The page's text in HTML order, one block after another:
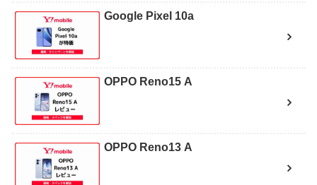
Google Pixel 10a
OPPO Reno15 A
OPPO Reno13 A